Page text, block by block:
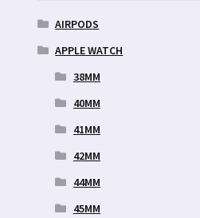
AIRPODS
APPLE WATCH
38MM
40MM
41MM
42MM
44MM
45MM